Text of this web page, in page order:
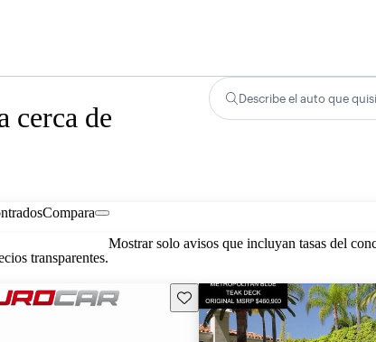
cerca de
Describe el auto que
Compara
transparentes.
Mostrar solo avisos que incluyan tasas del
Guarda este Aviso